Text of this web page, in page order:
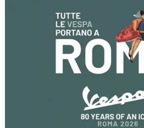
Các cầu thủ UAE dành nhiều thời gian
Siamsports)